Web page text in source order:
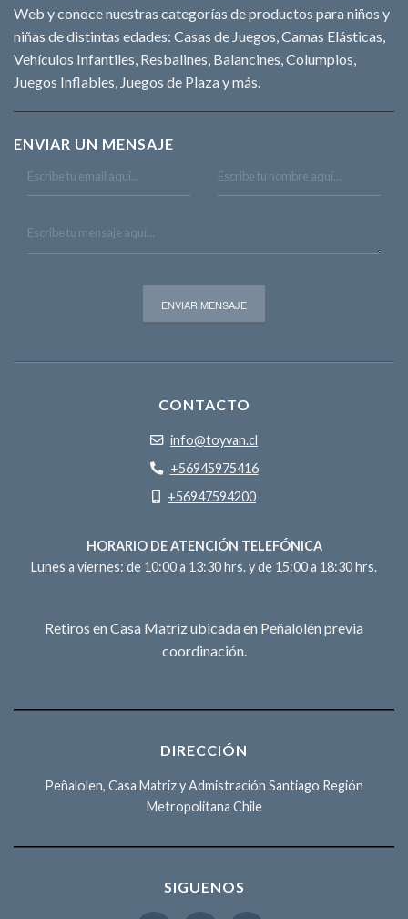
Web y conoce nuestras categorías de productos para niños y
niñas de distintas edades: Casas de Juegos, Camas Elásticas,
Vehículos Infantiles, Resbalines, Balancines, Columpios,
Juegos Inflables, Juegos de Plaza y más.
ENVIAR UN MENSAJE
CONTACTO
info@toyvan.cl
+56945975416
+56947594200
HORARIO DE ATENCIÓN TELEFÓNICA
Lunes a viernes: de 10:00 a 13:30 hrs. y de 15:00 a 18:30 hrs.
Retiros en Casa Matriz ubicada en Peñalolén previa
coordinación.
DIRECCIÓN
Peñalolen, Casa Matriz y Admistración Santiago Región
Metropolitana Chile
SIGUENOS